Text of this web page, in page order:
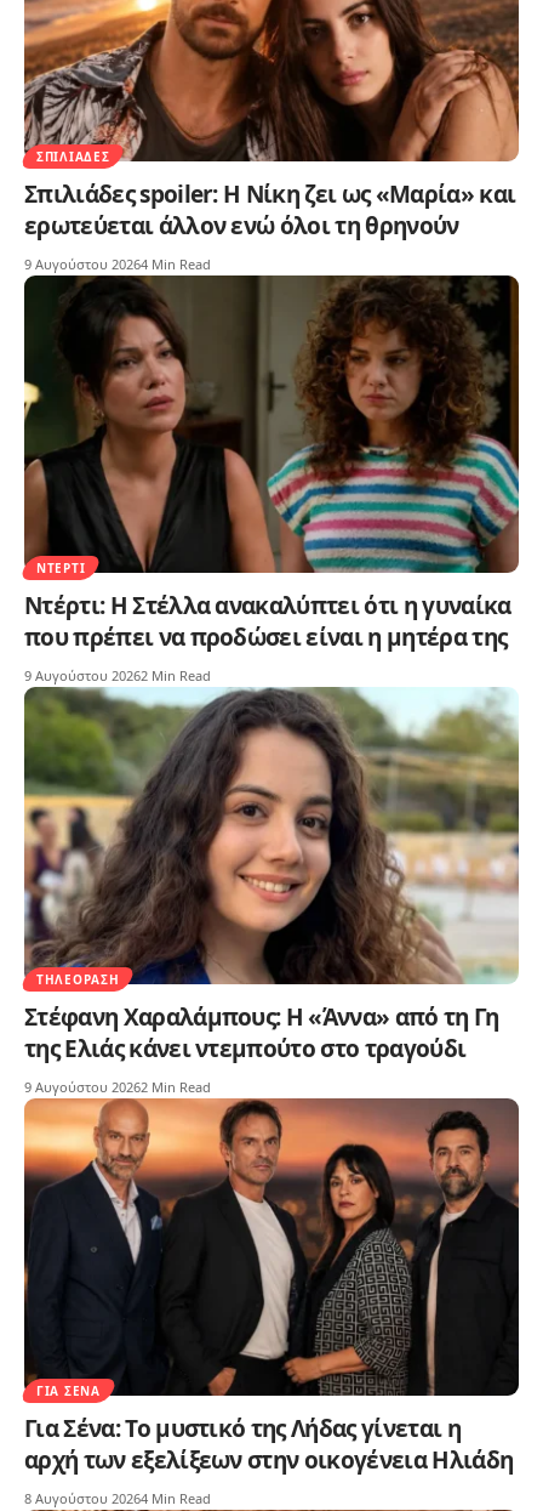
ΣΠΙΛΙΆΔΕΣ
Σπιλιάδες spoiler: Η Νίκη ζει ως «Μαρία» και
ερωτεύεται άλλον ενώ όλοι τη θρηνούν
9 Αυγούστου 20264 Min Read
ΝΤΈΡΤΙ
Ντέρτι: Η Στέλλα ανακαλύπτει ότι η γυναίκα
που πρέπει να προδώσει είναι η μητέρα της
9 Αυγούστου 20262 Min Read
ΤΗΛΕΌΡΑΣΗ
Στέφανη Χαραλάμπους: Η «Άννα» από τη Γη
της Ελιάς κάνει ντεμπούτο στο τραγούδι
9 Αυγούστου 20262 Min Read
ΓΙΑ ΣΈΝΑ
Για Σένα: Το μυστικό της Λήδας γίνεται η
αρχή των εξελίξεων στην οικογένεια Ηλιάδη
8 Αυγούστου 20264 Min Read